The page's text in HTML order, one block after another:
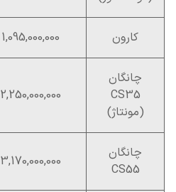
کارون 1,095,000,000
چانگان
CS35
(مونتاژ)
2,250,000,000
چانگان
CS55
3,170,000,000